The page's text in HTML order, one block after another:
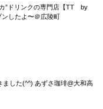
”ドリンクの専門店【TT by
ンしたよ〜＠広陵町
ました(^^) あずさ珈琲@大和高